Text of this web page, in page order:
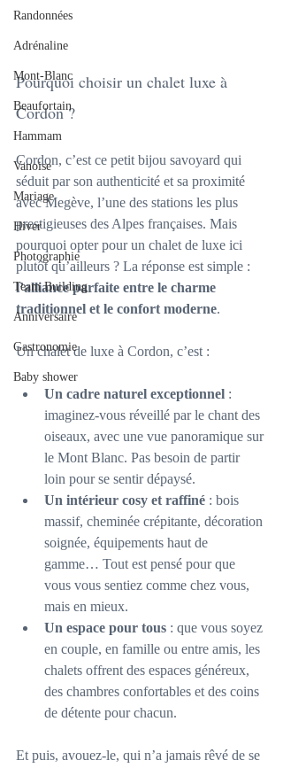
Randonnées
Adrénaline
Mont-Blanc
Beaufortain
Hammam
Vanoise
Mariage
Hiver
Photographie
Team Building
Anniversaire
Gastronomie
Baby shower
Pourquoi choisir un chalet luxe à
Cordon ?
Cordon, c’est ce petit bijou savoyard qui
séduit par son authenticité et sa proximité
avec Megève, l’une des stations les plus
prestigieuses des Alpes françaises. Mais
pourquoi opter pour un chalet de luxe ici
plutôt qu’ailleurs ? La réponse est simple :
l’alliance parfaite entre le charme
traditionnel et le confort moderne.
Un chalet de luxe à Cordon, c’est :
Un cadre naturel exceptionnel :
imaginez-vous réveillé par le chant des
oiseaux, avec une vue panoramique sur
le Mont Blanc. Pas besoin de partir
loin pour se sentir dépaysé.
Un intérieur cosy et raffiné : bois
massif, cheminée crépitante, décoration
soignée, équipements haut de
gamme… Tout est pensé pour que
vous vous sentiez comme chez vous,
mais en mieux.
Un espace pour tous : que vous soyez
en couple, en famille ou entre amis, les
chalets offrent des espaces généreux,
des chambres confortables et des coins
de détente pour chacun.
Et puis, avouez-le, qui n’a jamais rêvé de se